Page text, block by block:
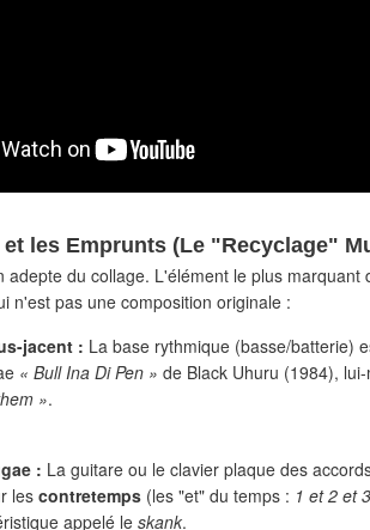
et les Emprunts (Le "Recyclage"
adepte du collage. L'élément le plus marquant
n'est pas une composition originale :
jacent : La base rythmique (basse/batterie)
« Bull Ina Di Pen » de Black Uhuru (1984),
».
: La guitare ou le clavier plaque des
les contretemps (les "et" du temps : 1 et 2 et
appelé le skank.